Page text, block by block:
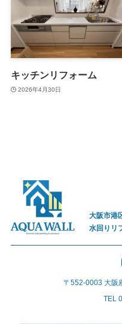
キッチンリフォーム
2026年4月30日
大阪市港
水回りリ
〒552-0003 大阪
TEL